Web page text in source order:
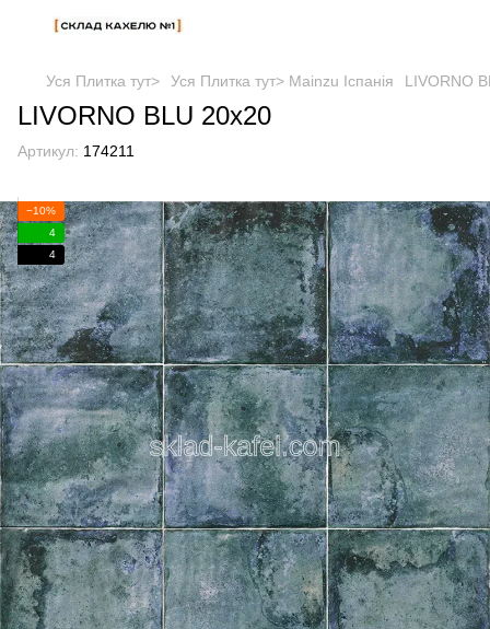
Уся Плитка тут> Уся Плитка тут> Mainzu Іспанія LIVORNO
LIVORNO BLU 20x20
Артикул: 174211
−10%
4
4